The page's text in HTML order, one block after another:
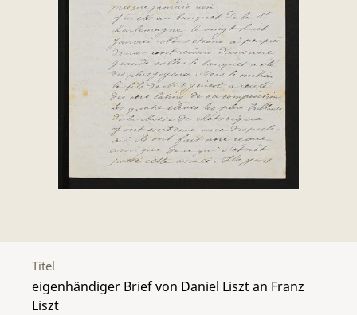
Titel
eigenhändiger Brief von Daniel Liszt an Franz
Liszt